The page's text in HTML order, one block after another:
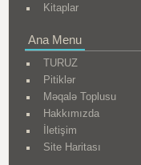
Kitaplar
Ana Menu
TURUZ
Pitiklər
Məqalə Toplusu
Hakkımızda
İletişim
Site Haritası